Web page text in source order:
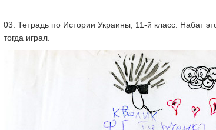
03. Тетрадь по Истории Украины, 11-й класс. Набат
тогда играл.